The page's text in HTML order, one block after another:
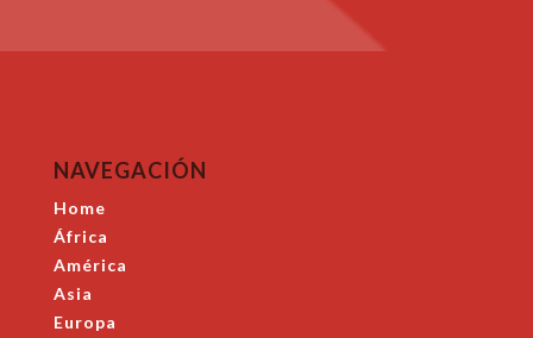
NAVEGACIÓN
Home
África
América
Asia
Europa